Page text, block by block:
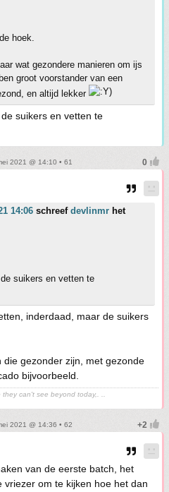
hoek.
wat gezondere manieren om ijs
groot voorstander van een
en altijd lekker
suikers en vetten te
2021 @ 14:10 • 61
14:06 schreef devlinmr het
suikers en vetten te
inderdaad, maar de suikers
gezonder zijn, met gezonde
bijvoorbeeld.
can't see beyond today,. ..
2021 @ 14:36 • 62
van de eerste batch, het
om te kijken hoe het dan